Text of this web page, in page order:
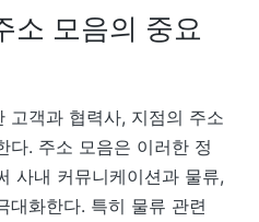
소 모음의 중요
고객과 협력사, 지점의 주소
다. 주소 모음은 이러한 정
사내 커뮤니케이션과 물류,
대화한다. 특히 물류 관련